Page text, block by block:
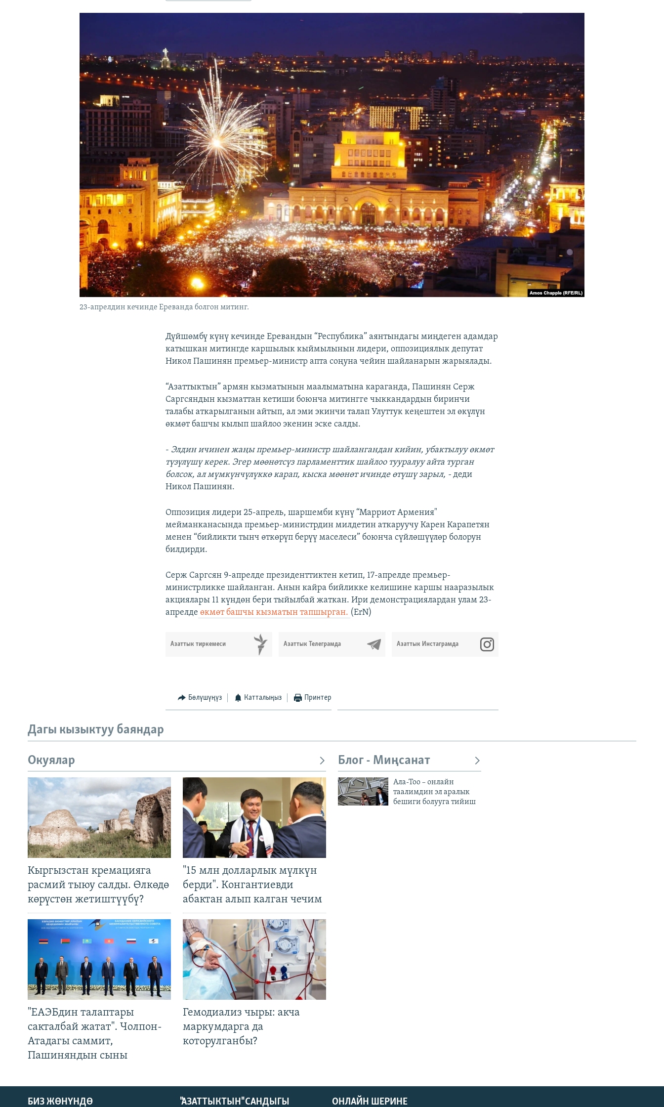
23-апрелдин кечинде Ереванда болгон митинг.
Дүйшөмбү күнү кечинде Еревандын “Республика” аянтындагы миңдеген адамдар
катышкан митингде каршылык кыймылынын лидери, оппозициялык депутат
Никол Пашинян премьер-министр апта соңуна чейин шайланарын жарыялады.
“Азаттыктын” армян кызматынын маалыматына караганда, Пашинян Серж
Саргсяндын кызматтан кетиши боюнча митингге чыккандардын биринчи
талабы аткарылганын айтып, ал эми экинчи талап Улуттук кеңештен эл өкүлүн
өкмөт башчы кылып шайлоо экенин эске салды.
- Элдин ичинен жаңы премьер-министр шайлангандан кийин, убактылуу өкмөт
түзүлүшү керек. Эгер мөөнөтсүз парламенттик шайлоо тууралуу айта турган
болсок, ал мүмкүнчүлүккө карап, кыска мөөнөт ичинде өтүшү зарыл, -деди
Никол Пашинян.
Оппозиция лидери 25-апрель, шаршемби күнү “Марриот Армения"
мейманканасында премьер-министрдин милдетин аткаруучу Карен Карапетян
менен “бийликти тынч өткөрүп берүү маселеси” боюнча сүйлөшүүлөр болорун
билдирди.
Серж Саргсян 9-апрелде президенттиктен кетип, 17-апрелде премьер-
министрликке шайланган. Анын кайра бийликке келишине каршы нааразылык
акциялары 11 күндөн бери тыйылбай жаткан. Ири демонстрациялардан улам 23-
апрелде өкмөт башчы кызматын тапшырган. (ErN)
Азаттык тиркемеси Азаттык Телеграмда Азаттык Инстаграмда
Бөлүшүңүз Катталыңыз Принтер
Дагы кызыктуу баяндар
Окуялар
Кыргызстан кремацияга
расмий тыюу салды. Өлкөдө
көрүстөн жетиштүүбү?
"15 млн долларлык мүлкүн
берди". Конгантиевди
абактан алып калган чечим
"ЕАЭБдин талаптары
сакталбай жатат". Чолпон-
Атадагы саммит,
Пашиняндын сыны
Гемодиализ чыры: акча
маркумдарга да
которулганбы?
Блог - Миңсанат
Ала-Тоо – онлайн
таалимдин эл аралык
бешиги болууга тийиш
ОНЛАЙН ШЕРИНЕ
БИЗ ЖӨНҮНДӨ "АЗАТТЫКТЫН" САНДЫГЫ